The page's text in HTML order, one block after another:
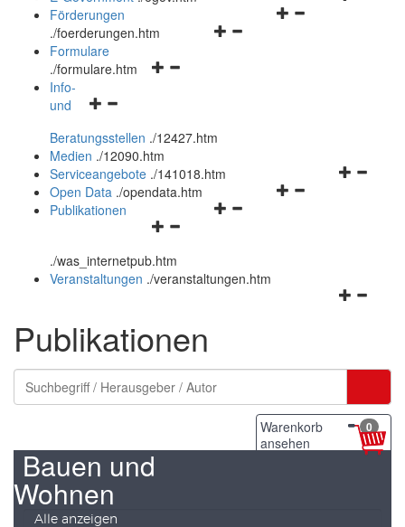
Navigationsmenü
Navigationsmenü
Förderungen
./foerderungen.htm
Navigationsmenü
Formulare
./formulare.htm
Navigationsmenü
und
schließen
Info-
und
Beratungsstellen ./12427.htm
Medien ./12090.htm
Navigationsmenü
Serviceangebote ./141018.htm
Navigationsmenü
Open Data ./opendata.htm
Navigationsmenü
und
schließen
Publikationen
./was_internetpub.htm
Veranstaltungen ./veranstaltungen.htm
Publikationen
Warenkorb
ansehen
0
Bauen und
Wohnen
Alle anzeigen